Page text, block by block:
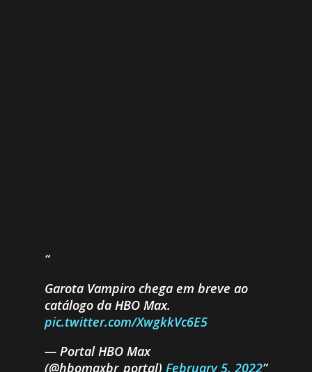
Garota Vampiro chega em breve ao
catálogo da HBO Max.
pic.twitter.com/XwgkkVc6E5
— Portal HBO Max
(@hbomaxbr_portal) February 5, 2022